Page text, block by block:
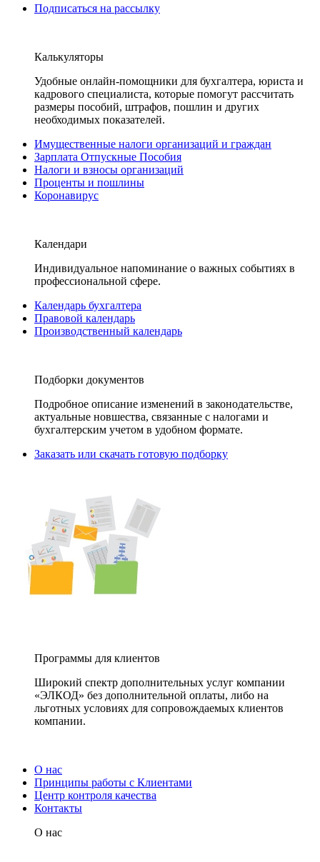
Подписаться на рассылку
Калькуляторы
Удобные онлайн-помощники для бухгалтера, юриста и
кадрового специалиста, которые помогут рассчитать
размеры пособий, штрафов, пошлин и других
необходимых показателей.
Имущественные налоги организаций и граждан
Зарплата Отпускные Пособия
Налоги и взносы организаций
Проценты и пошлины
Коронавирус
Календари
Индивидуальное напоминание о важных событиях в
профессиональной сфере.
Календарь бухгалтера
Правовой календарь
Производственный календарь
Подборки документов
Подробное описание изменений в законодательстве,
актуальные новшества, связанные с налогами и
бухгалтерским учетом в удобном формате.
Заказать или скачать готовую подборку
Программы для клиентов
Широкий спектр дополнительных услуг компании
«ЭЛКОД» без дополнительной оплаты, либо на
льготных условиях для сопровождаемых клиентов
компании.
О нас
Принципы работы с Клиентами
Центр контроля качества
Контакты
О нас